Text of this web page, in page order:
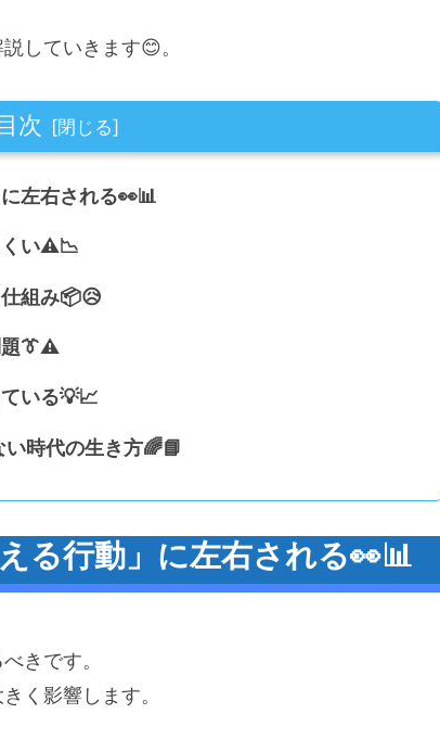
していきます😊。
次
左右される👀📊
くい⚠️📉
組み📦😥
題👔⚠️
いる💡📈
時代の生き方🌈📘
る行動」に左右される👀📊
きです。
く影響します。